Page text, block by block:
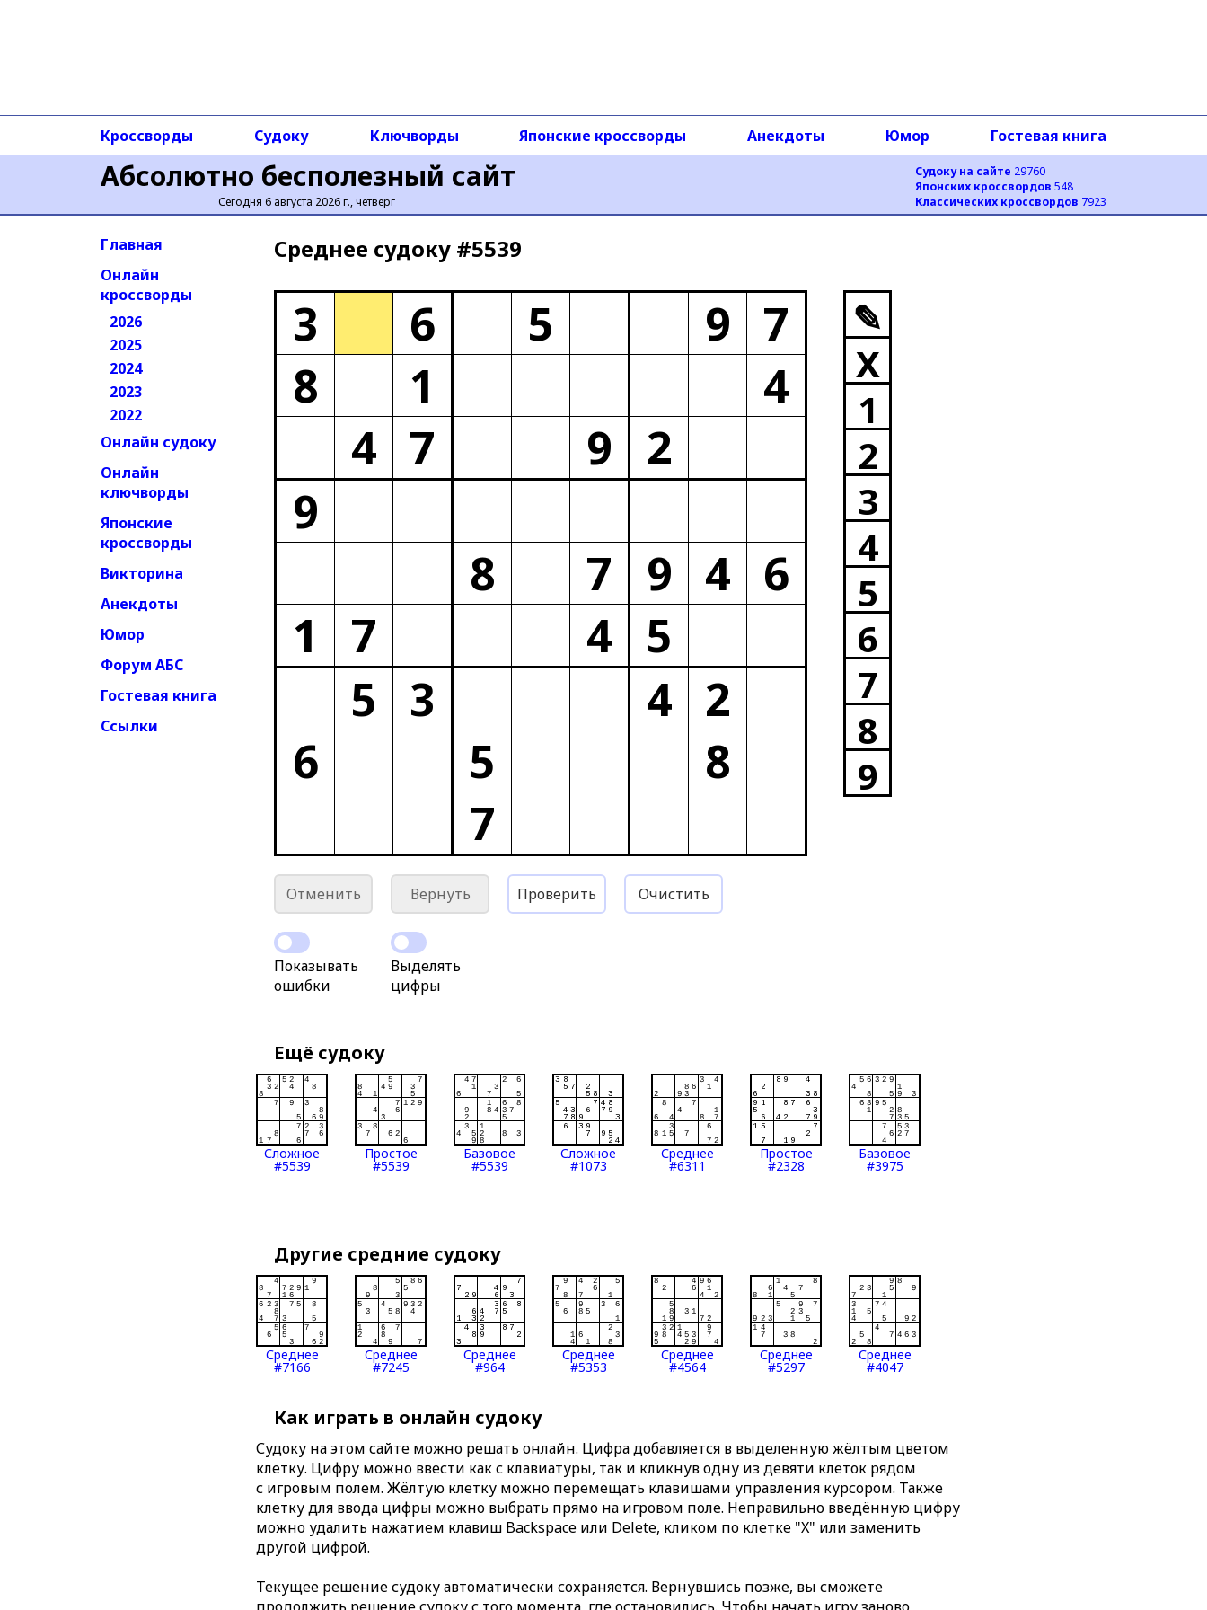
Абсолютно бесполезный сайт
Сегодня 6 августа 2026 г., четверг
Судоку на сайте 29760
Японских кроссвордов 548
Классических кроссвордов 7923
Кроссворды Судоку Ключворды Японские кроссворды Анекдоты Юмор Гостевая книга
Главная
Онлайн
кроссворды
2026
2025
2024
2023
2022
Онлайн судоку
Онлайн
ключворды
Японские
кроссворды
Викторина
Анекдоты
Юмор
Форум АБС
Гостевая книга
Ссылки
Среднее cудоку #5539
3 6 5 9 7
8
1
4
4 7 9
2
9
8
7 9 4 6
1
7 4
5
5
3 4 2
6
5
8
7
✎
X
1
2
3
4
5
6
7
8
9
Отменить Вернуть Проверить Очистить
Показывать
ошибки
Выделять
цифры
Ещё судоку
Сложное
#5539
Простое
#5539
Базовое
#5539
Сложное
#1073
Среднее
#6311
Простое
#2328
Базовое
#3975
Другие средние судоку
Среднее
#7166
Среднее
#7245
Среднее
#964
Среднее
#5353
Среднее
#4564
Среднее
#5297
Среднее
#4047
Как играть в онлайн судоку
Судоку на этом сайте можно решать онлайн. Цифра добавляется в выделенную жёлтым цветом
клетку. Цифру можно ввести как с клавиатуры, так и кликнув одну из девяти клеток рядом
с игровым полем. Жёлтую клетку можно перемещать клавишами управления курсором. Также
клетку для ввода цифры можно выбрать прямо на игровом поле. Неправильно введённую цифру
можно удалить нажатием клавиш Backspace или Delete, кликом по клетке "X" или заменить
другой цифрой.
Текущее решение судоку автоматически сохраняется. Вернувшись позже, вы сможете